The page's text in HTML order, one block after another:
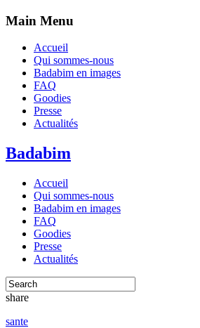
Main Menu
Accueil
Qui sommes-nous
Badabim en images
FAQ
Goodies
Presse
Actualités
Badabim
Accueil
Qui sommes-nous
Badabim en images
FAQ
Goodies
Presse
Actualités
share
sante